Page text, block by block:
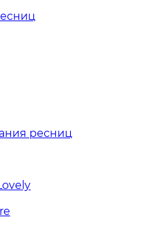
ресниц